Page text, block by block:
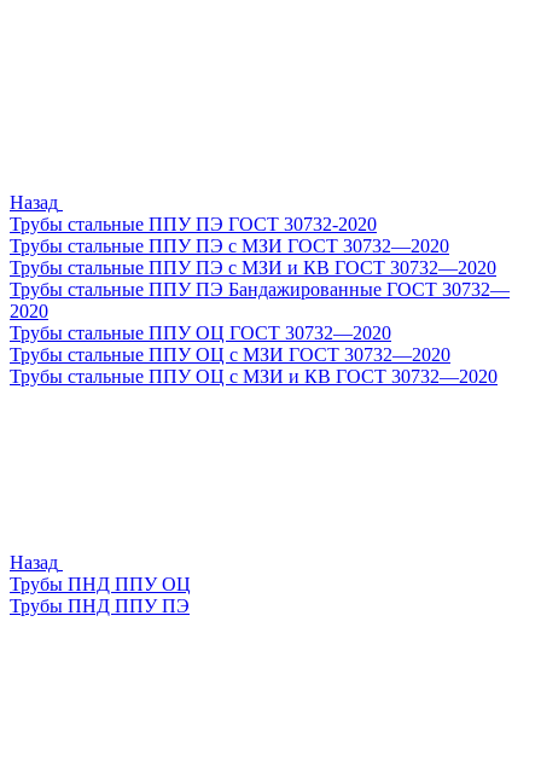
Назад
Трубы стальные ППУ ПЭ ГОСТ 30732-2020
Трубы стальные ППУ ПЭ с МЗИ ГОСТ 30732—2020
Трубы стальные ППУ ПЭ с МЗИ и КВ ГОСТ 30732—2020
Трубы стальные ППУ ПЭ Бандажированные ГОСТ 30732—
2020
Трубы стальные ППУ ОЦ ГОСТ 30732—2020
Трубы стальные ППУ ОЦ с МЗИ ГОСТ 30732—2020
Трубы стальные ППУ ОЦ с МЗИ и КВ ГОСТ 30732—2020
Назад
Трубы ПНД ППУ ОЦ
Трубы ПНД ППУ ПЭ